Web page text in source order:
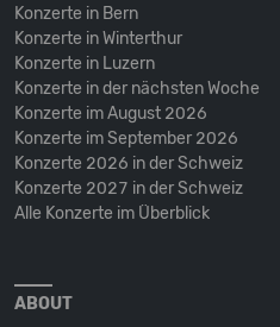
Konzerte in Bern
Konzerte in Winterthur
Konzerte in Luzern
Konzerte in der nächsten Woche
Konzerte im August 2026
Konzerte im September 2026
Konzerte 2026 in der Schweiz
Konzerte 2027 in der Schweiz
Alle Konzerte im Überblick
ABOUT